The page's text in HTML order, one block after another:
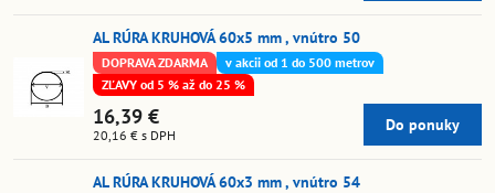
AL RÚRA KRUHOVÁ 60x5 mm , vnútro 50
DOPRAVA ZDARMA
v akcii od 1 do 500 metrov
ZĽAVY od 5 % až do 25 %
16,39 €
20,16 € s DPH
Do ponuky
AL RÚRA KRUHOVÁ 60x3 mm , vnútro 54